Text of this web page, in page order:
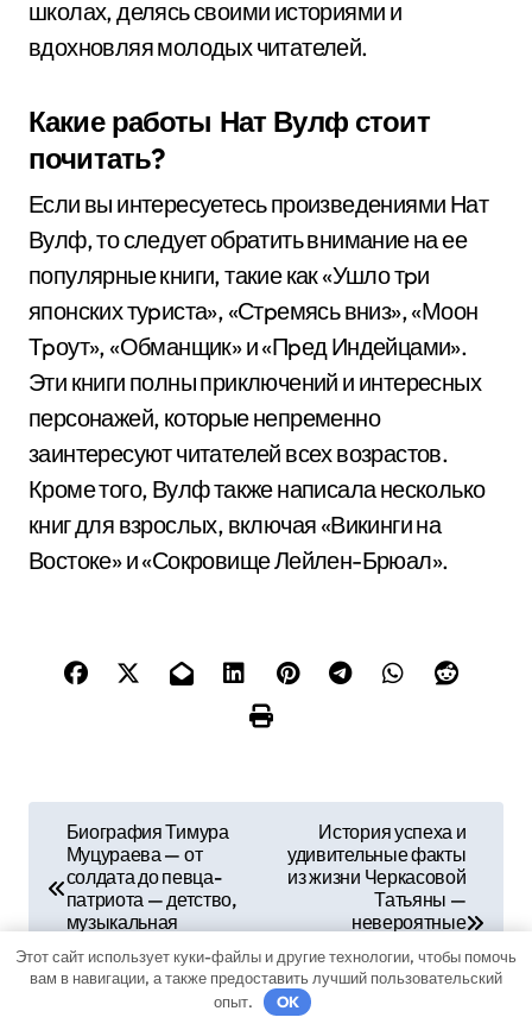
школах, делясь своими историями и
вдохновляя молодых читателей.
Какие работы Нат Вулф стоит
почитать?
Если вы интересуетесь произведениями Нат
Вулф, то следует обратить внимание на ее
популярные книги, такие как «Ушло тpи
японских туpиста», «Стpемясь вниз», «Моон
Тpоут», «Обманщик» и «Пpед Индейцами».
Эти книги полны приключений и интересных
персонажей, которые непременно
заинтересуют читателей всех возрастов.
Кроме того, Вулф также написала несколько
книг для взрослых, включая «Викинги на
Востоке» и «Сокровище Лейлен-Брюал».
в
и
Биография Тимура
Муцураева — от
солдата до певца-
патриота — детство,
музыкальная
карьера, достижения
История успеха и
удивительные факты
из жизни Черкасовой
Татьяны —
невероятные
рассказ о жизни
знаменитой
Этот сайт использует куки-файлы и другие технологии, чтобы помочь
вам в навигации, а также предоставить лучший пользовательский
опыт.
OK